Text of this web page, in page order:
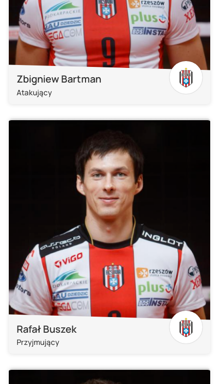
Zbigniew Bartman
Atakujący
Rafał Buszek
Przyjmujący